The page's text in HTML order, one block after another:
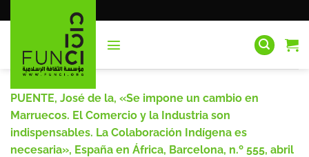
al
PUENTE, José de la, «Se impone un cambio en
Marruecos. El Comercio y la Industria son
indispensables. La Colaboración Indígena es
necesaria», España en África, Barcelona, n.º 555, abril